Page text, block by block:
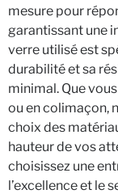
mesure pour
garantissant une
verre utilisé est
durabilité et sa
minimal. Que
ou en colimaçon,
choix des
hauteur de vos
choisissez une
l’excellence et le